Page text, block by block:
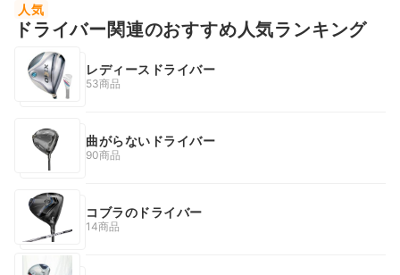
人気
ドライバー関連のおすすめ人気ランキング
レディースドライバー
53商品
曲がらないドライバー
90商品
コブラのドライバー
14商品